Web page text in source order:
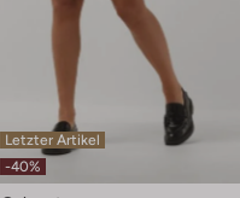
Letzter Artikel
-40%